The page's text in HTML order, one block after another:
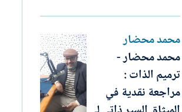
محمد محضار
محمد محضار -
ترميم الذات :
مراجعة نقدية في